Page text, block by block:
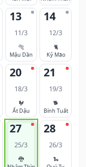
13
11/3
🐅
Mậu Dần
14
12/3
🐈
Kỷ Mão
20
18/3
🐓
Ất Dậu
21
19/3
🐕
Bính Tuất
27
25/3
🐉
28
26/3
🐍